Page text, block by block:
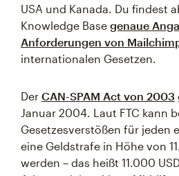
USA und Kanada. Du findest
Knowledge Base genaue
Anforderungen von
internationalen Gesetzen.
Der CAN-SPAM Act von 2003
Januar 2004. Laut FTC kann
Gesetzesverstößen für jeden
eine Geldstrafe in Höhe von
werden – das heißt 11.000